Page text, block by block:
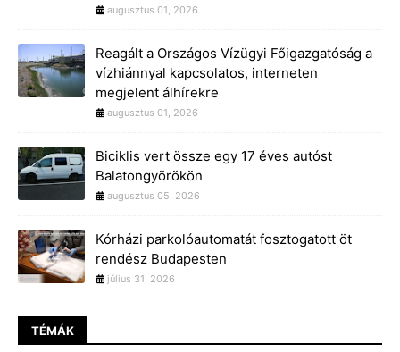
augusztus 01, 2026
Reagált a Országos Vízügyi Főigazgatóság a
vízhiánnyal kapcsolatos, interneten
megjelent álhírekre
augusztus 01, 2026
Biciklis vert össze egy 17 éves autóst
Balatongyörökön
augusztus 05, 2026
Kórházi parkolóautomatát fosztogatott öt
rendész Budapesten
július 31, 2026
TÉMÁK